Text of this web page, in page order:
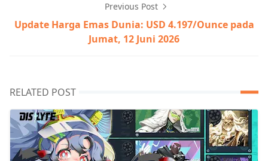
Previous Post
Update Harga Emas Dunia: USD 4.197/Ounce pada
Jumat, 12 Juni 2026
RELATED POST